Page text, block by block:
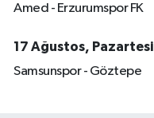
Amed - Erzurumspor FK
17 Ağustos, Pazartesi
Samsunspor - Göztepe